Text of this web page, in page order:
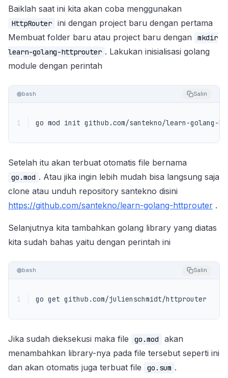
Baiklah saat ini kita akan coba menggunakan
HttpRouter
ini dengan project baru dengan pertama
Membuat folder baru atau project baru dengan
mkdir
learn-golang-httprouter . Lakukan inisialisasi golang
module dengan perintah
bash Salin
1 go mod init github.com/santekno/learn-golang-
Setelah itu akan terbuat otomatis file bernama
go.mod . Atau jika ingin lebih mudah bisa langsung saja
clone atau unduh repository santekno disini
https://github.com/santekno/learn-golang-httprouter .
Selanjutnya kita tambahkan golang library yang diatas
kita sudah bahas yaitu dengan perintah ini
bash Salin
1 go get github.com/julienschmidt/httprouter
Jika sudah dieksekusi maka file go.mod
akan
menambahkan library-nya pada file tersebut seperti ini
dan akan otomatis juga terbuat file
go.sum .